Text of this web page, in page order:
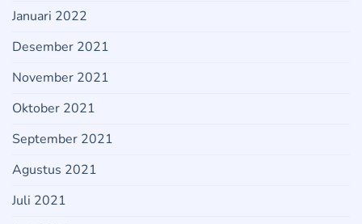
Januari 2022
Desember 2021
November 2021
Oktober 2021
September 2021
Agustus 2021
Juli 2021